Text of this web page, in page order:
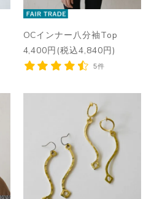
OCインナー八分袖Top
4,400円(税込4,840円)
5件